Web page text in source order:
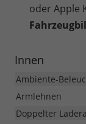
oder Apple
Innen
Ambiente-
Armlehnen
Doppelter